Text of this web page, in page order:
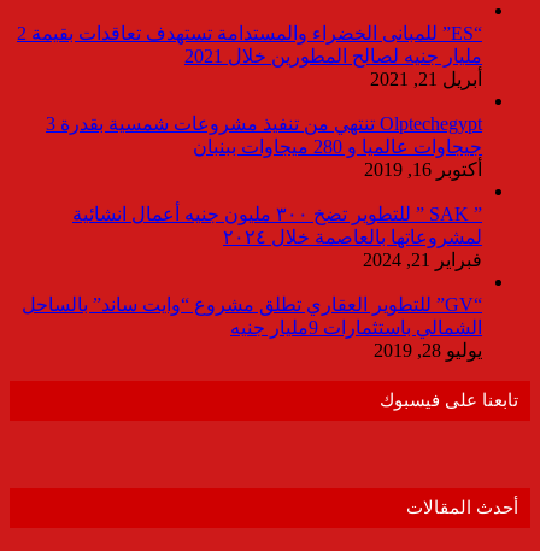
“ES” للمبانى الخضراء والمستدامة تستهدف تعاقدات بقيمة 2
مليار جنيه لصالح المطورين خلال 2021
أبريل 21, 2021
Olptechegypt تنتهي من تنفيذ مشروعات شمسية بقدرة 3
جيجاوات عالميا و 280 ميجاوات ببنبان
أكتوبر 16, 2019
” SAK ” للتطوير تضخ ٣٠٠ مليون جنيه أعمال انشائية
لمشروعاتها بالعاصمة خلال ٢٠٢٤
فبراير 21, 2024
“GV” للتطوير العقاري تطلق مشروع “وايت ساند” بالساحل
الشمالي باستثمارات 9مليار جنيه
يوليو 28, 2019
تابعنا على فيسبوك
أحدث المقالات